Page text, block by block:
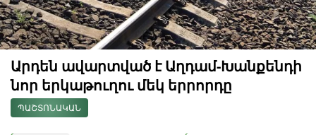
Արդեն ավարտված է Աղդամ-Խանքենդի
նոր երկաթուղու մեկ երրորդը
ՊԱՇՏՈՆԱԿԱՆ